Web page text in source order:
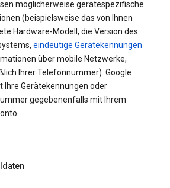
möglicherweise gerätespezifische
(beispielsweise das von Ihnen
Hardware-Modell, die Version des
eindeutige Gerätekennungen
über mobile Netzwerke,
Ihrer Telefonnummer). Google
Ihre Gerätekennungen oder
gegebenenfalls mit Ihrem